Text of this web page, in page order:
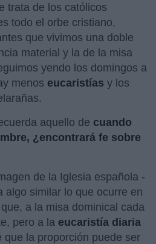
trata de los católicos
todo el orbe cristiano,
que vivimos una doble
material y la de la misa
yendo los domingos a
menos eucaristías y los
aquello de cuando
¿encontrará fe sobre
de la Iglesia española -
algo similar lo que ocurre en
a la misa dominical cada
pero a la eucaristía diaria
que la proporción puede ser